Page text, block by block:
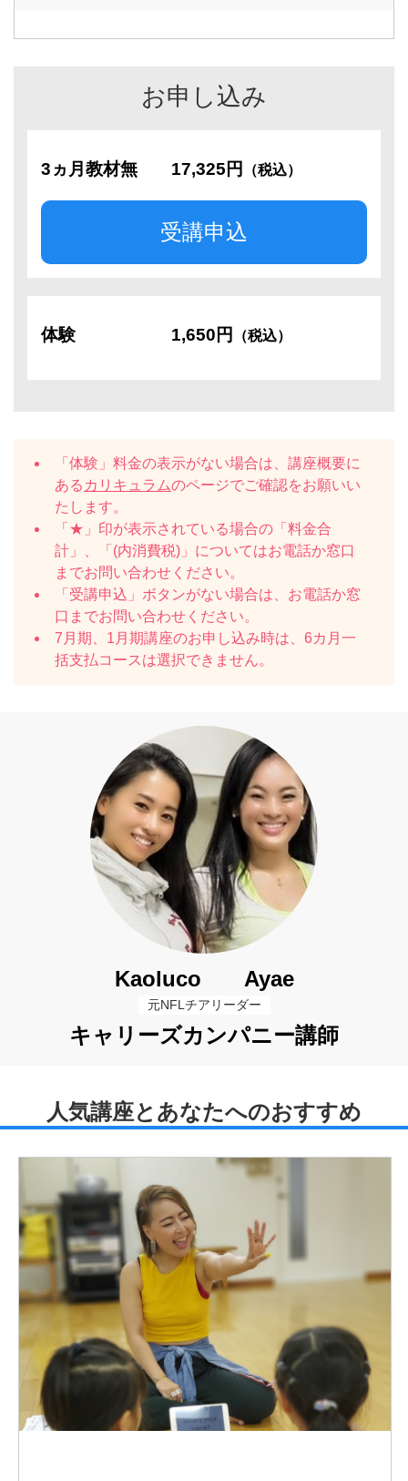
お申し込み
3ヵ月教材無 17,325円 （税込）
受講申込
体験 1,650円 （税込）
「体験」料金の表示がない場合は、講座概要に
ある カリキュラムのページでご確認をお願いい
たします。
「★」印が表示されている場合の「料金合
計」、「(内消費税)」についてはお電話か窓口
までお問い合わせください。
「受講申込」ボタンがない場合は、お電話か窓
口までお問い合わせください。
7月期、1月期講座のお申し込み時は、6カ月一
括支払コースは選択できません。
Kaoluco Ayae
元NFLチアリーダー
キャリーズカンパニー講師